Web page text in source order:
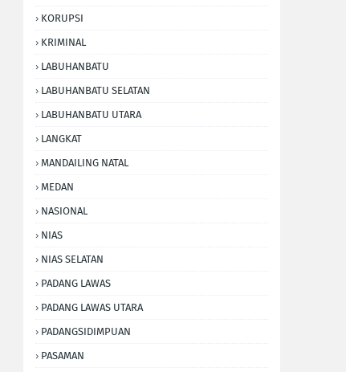
KORUPSI
KRIMINAL
LABUHANBATU
LABUHANBATU SELATAN
LABUHANBATU UTARA
LANGKAT
MANDAILING NATAL
MEDAN
NASIONAL
NIAS
NIAS SELATAN
PADANG LAWAS
PADANG LAWAS UTARA
PADANGSIDIMPUAN
PASAMAN